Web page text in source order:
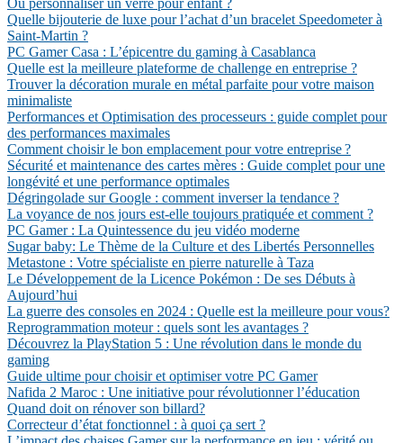
Où personnaliser un verre pour enfant ?
Quelle bijouterie de luxe pour l’achat d’un bracelet Speedometer à
Saint-Martin ?
PC Gamer Casa : L’épicentre du gaming à Casablanca
Quelle est la meilleure plateforme de challenge en entreprise ?
Trouver la décoration murale en métal parfaite pour votre maison
minimaliste
Performances et Optimisation des processeurs : guide complet pour
des performances maximales
Comment choisir le bon emplacement pour votre entreprise ?
Sécurité et maintenance des cartes mères : Guide complet pour une
longévité et une performance optimales
Dégringolade sur Google : comment inverser la tendance ?
La voyance de nos jours est-elle toujours pratiquée et comment ?
PC Gamer : La Quintessence du jeu vidéo moderne
Sugar baby: Le Thème de la Culture et des Libertés Personnelles
Metastone : Votre spécialiste en pierre naturelle à Taza
Le Développement de la Licence Pokémon : De ses Débuts à
Aujourd’hui
La guerre des consoles en 2024 : Quelle est la meilleure pour vous?
Reprogrammation moteur : quels sont les avantages ?
Découvrez la PlayStation 5 : Une révolution dans le monde du
gaming
Guide ultime pour choisir et optimiser votre PC Gamer
Nafida 2 Maroc : Une initiative pour révolutionner l’éducation
Quand doit on rénover son billard?
Correcteur d’état fonctionnel : à quoi ça sert ?